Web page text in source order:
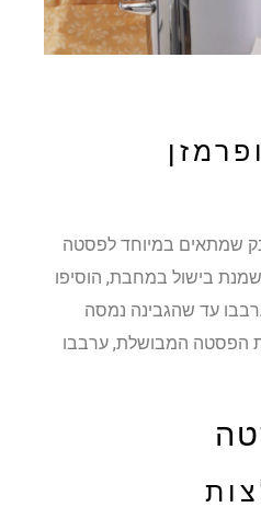
שמתאים במיוחד לפסטה
בישול במחבת, הוסיפו
עד שהגבינה נמסה
הפסטה המבושלת, ערבבו